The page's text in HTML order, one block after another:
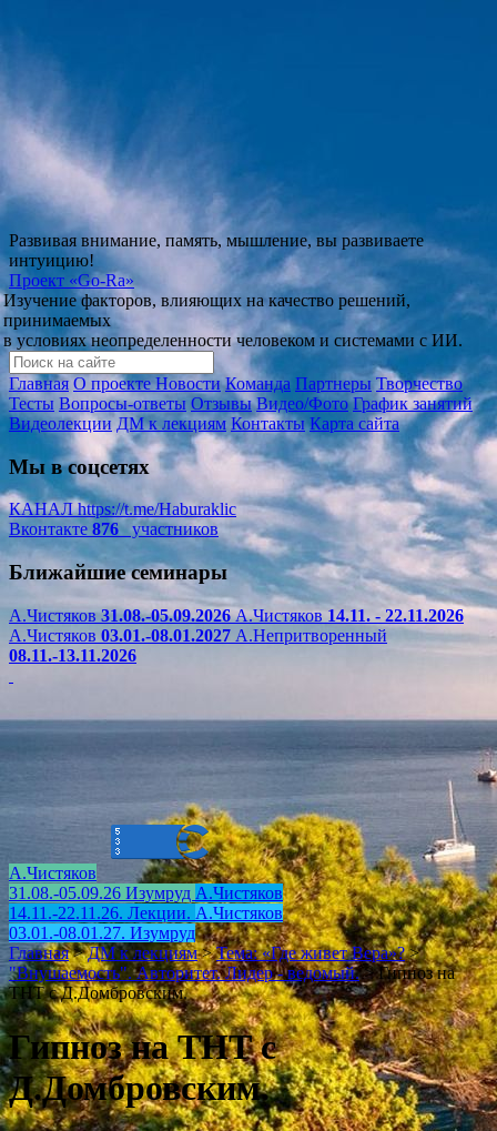
Развивая внимание, память, мышление, вы развиваете
интуицию!
Проект «Go-Ra»
Изучение факторов, влияющих на качество решений,
принимаемых
в условиях неопределенности человеком и системами с ИИ.
Главная О проектеНовости Команда Партнеры Творчество
Тесты Вопросы-ответы Отзывы Видео/Фото График занятий
Видеолекции ДМ к лекциям Контакты Карта сайта
Мы в соцсетях
КАНАЛhttps://t.me/Haburaklic
Вконтакте 876участников
Ближайшие семинары
А.Чистяков31.08.-05.09.2026 А.Чистяков14.11. - 22.11.2026
А.Чистяков 03.01.-08.01.2027 А.Непритворенный
08.11.-13.11.2026
А.Чистяков
31.08.-05.09.26 Изумруд А.Чистяков
14.11.-22.11.26. Лекции. А.Чистяков
03.01.-08.01.27. Изумруд
Главная > ДМ к лекциям > Тема: «Где живет Вера»? >
"Внушаемость". Авторитет. Лидер - ведомый. > Гипноз на
ТНТ с Д.Домбровским.
Гипноз на ТНТ с
Д.Домбровским.